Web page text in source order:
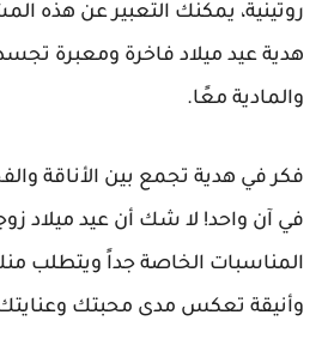
روتينية، يمكنك التعبير عن هذه
هدية عيد ميلاد فاخرة ومعبرة
والمادية معًا.
فكر في هدية تجمع بين الأناقة
في آن واحد! لا شك أن عيد ميلاد
المناسبات الخاصة جداً ويتطلب
وأنيقة تعكس مدى محبتك